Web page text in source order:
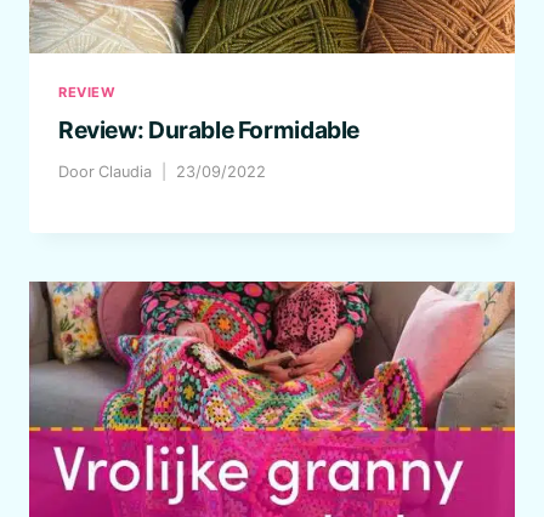
REVIEW
Review: Durable Formidable
Door Claudia 23/09/2022